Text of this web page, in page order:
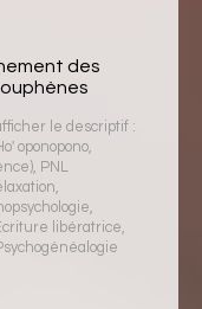
des
le descriptif :
oponopono,
, PNL
,
,
libératrice,